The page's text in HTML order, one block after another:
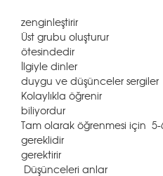
zenginleştirir
Üst grubu
ötesindedir
İlgiyle
duygu ve düşünceler sergiler
Kolaylıkla
biliyordur
Tam olarak öğrenmesi
gereklidir
gerektirir